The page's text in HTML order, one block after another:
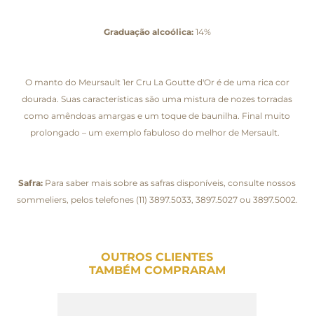
Graduação alcoólica:14%
O manto do Meursault 1er Cru La Goutte d'Or é de uma rica cor
dourada. Suas características são uma mistura de nozes torradas
como amêndoas amargas e um toque de baunilha. Final muito
prolongado – um exemplo fabuloso do melhor de Mersault.
Safra: Para saber mais sobre as safras disponíveis, consulte nossos
sommeliers, pelos telefones (11) 3897.5033, 3897.5027 ou 3897.5002.
OUTROS CLIENTES
TAMBÉM COMPRARAM